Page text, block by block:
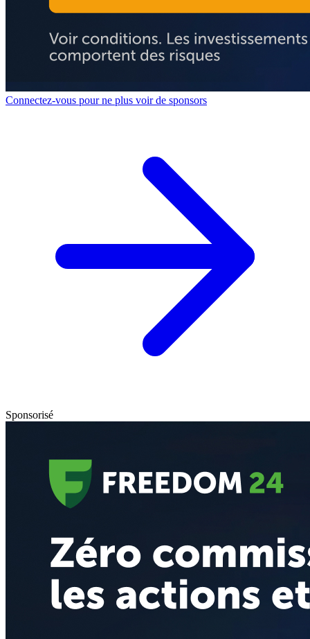
Connectez-vous pour ne plus voir de sponsors
Sponsorisé